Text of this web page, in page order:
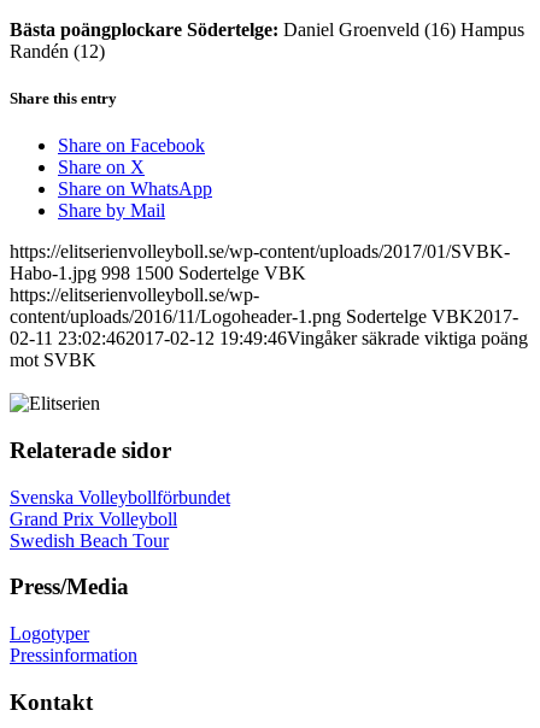
Bästa poängplockare Södertelge: Daniel Groenveld (16) Hampus
Randén (12)
Share this entry
Share on Facebook
Share on X
Share on WhatsApp
Share by Mail
https://elitserienvolleyboll.se/wp-content/uploads/2017/01/SVBK-
Habo-1.jpg 998 1500 Sodertelge VBK
https://elitserienvolleyboll.se/wp-
content/uploads/2016/11/Logoheader-1.png Sodertelge VBK2017-
02-11 23:02:462017-02-12 19:49:46Vingåker säkrade viktiga poäng
mot SVBK
Relaterade sidor
Svenska Volleybollförbundet
Grand Prix Volleyboll
Swedish Beach Tour
Press/Media
Logotyper
Pressinformation
Kontakt